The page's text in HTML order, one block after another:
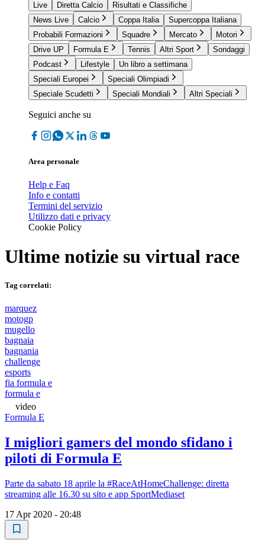
Live
Diretta Calcio
Risultati e Classifiche
News Live
Calcio Coppa Italia
Supercoppa Italiana
Probabili Formazioni
Squadre Mercato
Motori
Drive UP
Formula E Tennis Altri Sport
Sondaggi
Podcast
Lifestyle
Un libro a settimana
Speciali Europei
Speciali Olimpiadi
Speciale Scudetti
Speciali Mondiali Altri Speciali
Seguici anche su
Area personale
Help e Faq
Info e contatti
Termini del servizio
Utilizzo dati e privacy
Cookie Policy
Ultime notizie su virtual race
Tag correlati:
marquez
motogp
mugello
bagnaia
bagnania
challenge
esports
fia formula e
formula e
video
Formula E
I migliori gamers del mondo sfidano i
piloti di Formula E
Parte da sabato 18 aprile la #RaceAtHomeChallenge: diretta
streaming alle 16.30 su sito e app SportMediaset
17 Apr 2020 - 20:48